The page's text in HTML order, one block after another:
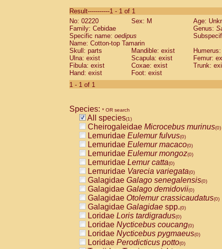
CebidaeSaguinus labiatus(0)
Cebidae Saguinus leucopus (0)
Cebidae
CebidaeSaguinus mystax
Cebidae Saguinus nigricollis (0)
Cebidae Saguinus oedipus
Cebidae Saguinus weddelli
Cebidae Saguinusspp.
Cebidae
CebidaeCebus capucinus
CebidaeCebus nigrivittatus
CebidaeCebus spp.(0)
CebidaeSaimiri boliviensis(0)
CebidaeSaimiri sciureus(0)
AtelidaeAlouatta caraya(0)
AtelidaeAlouatta fusca(0)
AtelidaeAlouatta seniculus(0)
AtelidaeAlouattaspp.(0)
AtelidaeAteles belzebuth(0)
AtelidaeAteles geoffroyi(0)
AtelidaeAteles paniscus(0)
AtelidaeAtelesspp.(0)
AtelidaeLagothrix lagothricha(0)
AtelidaeLagothrix lagothricha cana
PitheciidaeCacajao calvus
Result-----------1 - 1 of 1
No: 02220
Sex: M
Age:
Family: Cebidae
Genus:
Specific name: oedipus
Name: Cotton-top Tamarin
Skull: parts
Mandible: exist
Ulna: exist
Scapula: exist
Femur:
Fibula: exist
Coxae: exist
Trunk:
Hand: exist
Foot: exist
1 - 1 of 1
Species: * OR search
All species(1)
Cheirogaleidae Microcebus murinus(0)
Lemuridae Eulemur fulvus(0)
Lemuridae Eulemur macaco(0)
Lemuridae Eulemur mongoz(0)
Lemuridae Lemur catta(0)
Lemuridae Varecia variegata(0)
Galagidae Galago senegalensis(0)
Galagidae Galago demidovii(0)
Galagidae Otolemur crassicaudatus(0)
Galagidae Galagidae spp.(0)
Loridae Loris tardigradus(0)
Loridae Nycticebus coucang(0)
Loridae Nycticebus pygmaeus(0)
Loridae Perodicticus potto(0)